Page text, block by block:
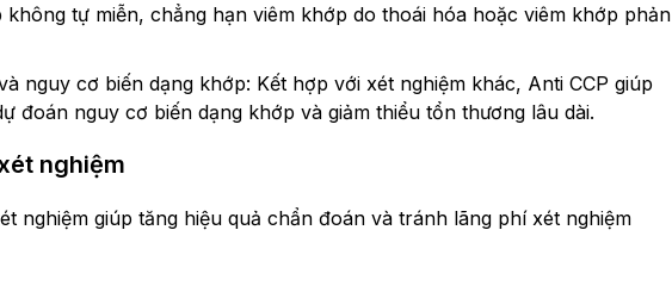
tự miễn, chẳng hạn viêm khớp do thoái hóa hoặc viêm khớp phản
nguy cơ biến dạng khớp: Kết hợp với xét nghiệm khác, Anti CCP giúp
đoán nguy cơ biến dạng khớp và giảm thiểu tổn thương lâu dài.
nghiệm
nghiệm giúp tăng hiệu quả chẩn đoán và tránh lãng phí xét nghiệm